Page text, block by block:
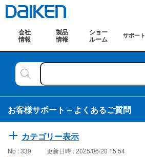
会社
情報
製品
情報
ショー
ルーム
サポート
お客様サポート – よくあるご質問
カテゴリー表示
No : 339 更新日時 : 2025/06/20 15:54